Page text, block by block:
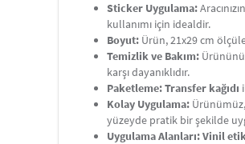
Sticker Uygulama:
kullanımı için idealdir.
Boyut: Ürün, 21x29 cm
Temizlik ve Bakım:
karşı dayanıklıdır.
Paketleme:Transfer kağıdı
Kolay Uygulama:
yüzeyde pratik bir şekilde
Uygulama Alanları:Vinil